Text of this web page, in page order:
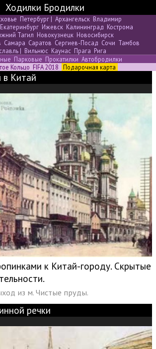
Ходилки Бродилки
Петербург | Архангельск Владимир
Екатеринбург Ижевск Калининград Кострома
Тагил Новокузнецк Новосибирск
Самара Саратов Сергиев-Посад Сочи Тамбов
| Вильнюс Каунас Прага Рига
Парковые Прокатилки Автобродилки
Кольцо FIFA 2018 Подарочная карта
в Китай
к Китай-городу. Скрытые
из м. Чистые пруды.
речки